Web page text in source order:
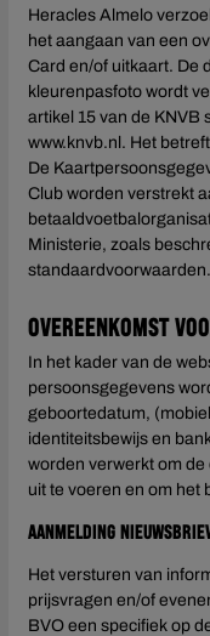
Heracles Almelo
het aangaan van een
Card en/of uitkaart. De
kleurenpasfoto wordt
artikel 15 van de
www.knvb.nl. Het
De
Club worden verstrekt
Ministerie, zoals
standaardvoorwaarden.
Overeenkomst
In het kader van de
persoonsgegevens
geboortedatum,
identiteitsbewijs en
worden verwerkt om
uit te voeren en om het
Aanmelding
Het versturen van
prijsvragen en/of
BVO een specifiek op